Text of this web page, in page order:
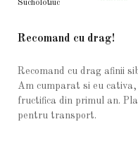
Sucholotiuc
Recomand cu drag!
Recomand cu drag afinii
Am cumparat si eu
fructifica din primul an.
pentru transport.